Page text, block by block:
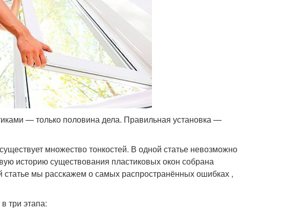
— только половина дела. Правильная установка —
множество тонкостей. В одной статье невозможно
историю существования пластиковых окон собрана
мы расскажем о самых распространённых ошибках ,
три этапа: